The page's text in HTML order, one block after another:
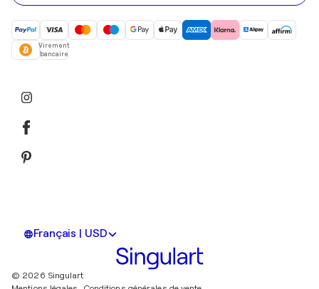
Virement
bancaire
Français | USD
© 2026 Singulart